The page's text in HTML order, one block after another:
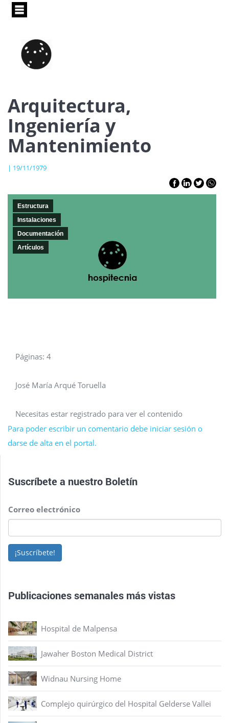
Pasar
principal
Arquitectura,
Ingeniería y
Mantenimiento
| 19/11/1979
Estructura
Instalaciones
Documentación
Artículos
Páginas: 4
José María Arqué Toruella
Necesitas estar registrado para ver el contenido
Para poder escribir un comentario debe iniciar sesión o
darse de alta en el portal.
Suscríbete a nuestro Boletín
Correo electrónico
¡Suscríbete!
Publicaciones semanales más vistas
Hospital de Malpensa
Jawaher Boston Medical District
Widnau Nursing Home
Complejo quirúrgico del Hospital Gelderse Vallei